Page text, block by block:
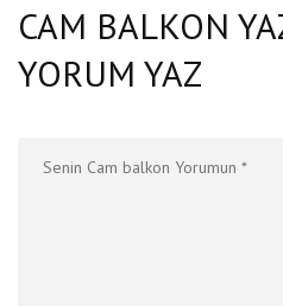
CAM BALKON
YORUM YAZ